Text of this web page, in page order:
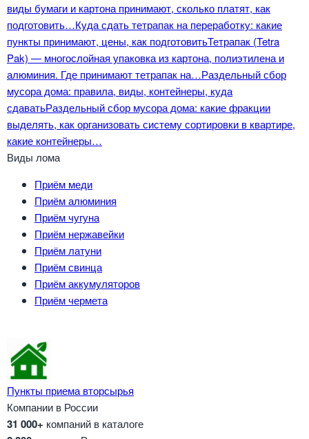
виды бумаги и картона принимают, сколько платят, как
подготовить…Куда сдать тетрапак на переработку: какие
пункты принимают, цены, как подготовитьТетрапак (Tetra
Pak) — многослойная упаковка из картона, полиэтилена и
алюминия. Где принимают тетрапак на…Раздельный сбор
мусора дома: правила, виды, контейнеры, куда
сдаватьРаздельный сбор мусора дома: какие фракции
выделять, как организовать систему сортировки в квартире,
какие контейнеры…
Виды лома
Приём меди
Приём алюминия
Приём чугуна
Приём нержавейки
Приём латуни
Приём свинца
Приём аккумуляторов
Приём чермета
Пункты приема вторсырья
Компании в России
31 000+ компаний в каталоге